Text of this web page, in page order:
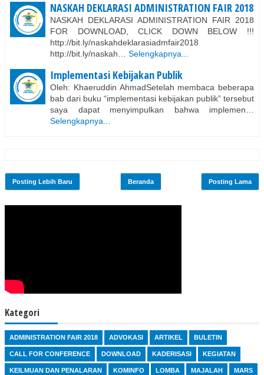
NASKAH DEKLARASI ADMINISTRATION FAIR 2018
NASKAH DEKLARASI ADMINISTRATION FAIR 2018
FOR DOWNLOAD, CLICK DOWN BELOW !!!
http://bit.ly/naskahdeklarasiadmfair2018
http://bit.ly/naskah… Selengkapnya...
Implementasi Kebijakan Publik
Oleh: Khaeruddin AhmadSetelah membaca beberapa
bab dari buku “implementasi kebijakan publik” tersebut
saya dapat menyimpulkan bahwa implemen…
Selengkapnya...
Posting Lebih Baru Posting Lama
Beranda
Kategori
ADMINISTRATION FAIR 2018 ADVOKASI ARTIKEL BULETIN
CALL FOR CONFERENCE DOWNLOAD KADERISASI KEGIATAN
KEILMUAN DAN PENALARAN KOMINFO LOMBA MAJALAH MARS